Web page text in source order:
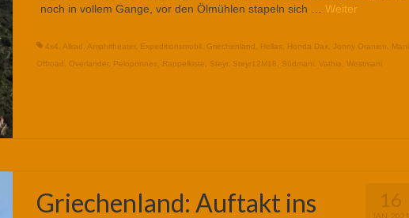
noch in vollem Gange, vor den Ölmühlen stapeln sich … Weiter
4x4 Allrad Amphitheater, Expeditionsmobil Griechenland Hellas, Honda Dax Jonny Oranien Mani
Offroad
Overlander, Peloponnes, Rappelkiste Steyr, Steyr12M18 Südmani Vathia Westmani
16
JAN. 2021
Griechenland: Auftakt ins